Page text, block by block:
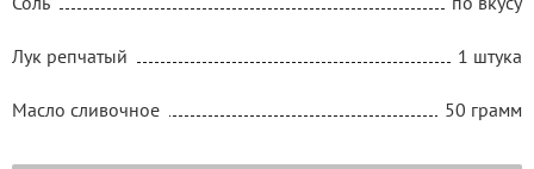
Лук репчатый 1 штука
Масло сливочное 50 грамм